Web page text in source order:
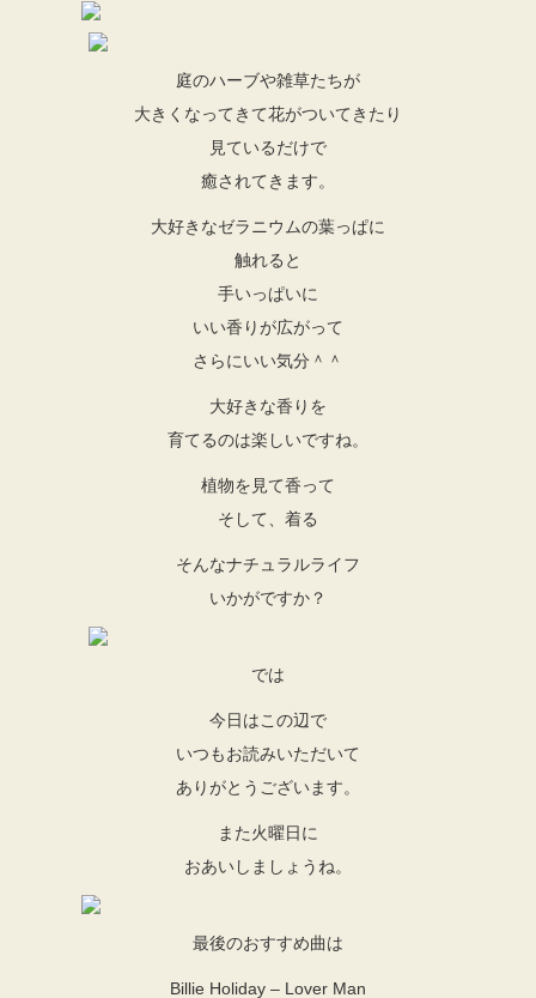
庭のハーブや雑草たちが
大きくなってきて花がついてきたり
見ているだけで
癒されてきます。
大好きなゼラニウムの葉っぱに
触れると
手いっぱいに
いい香りが広がって
さらにいい気分＾＾
大好きな香りを
育てるのは楽しいですね。
植物を見て香って
そして、着る
そんなナチュラルライフ
いかがですか？
では
今日はこの辺で
いつもお読みいただいて
ありがとうございます。
また火曜日に
おあいしましょうね。
最後のおすすめ曲は
Billie Holiday – Lover Man